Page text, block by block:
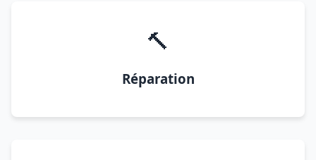
🔨
Réparation